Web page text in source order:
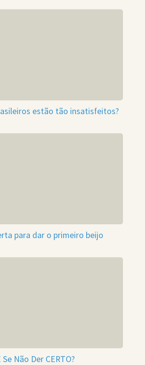
estão tão insatisfeitos?
para dar o primeiro beijo
Se Não Der CERTO?